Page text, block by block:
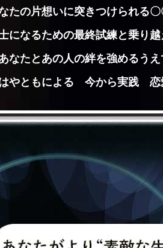
たの片想いに突きつけられる〇
になるための最終試練と乗り越
なたとあの人の絆を強めるう
やともによる 今から実践 恋